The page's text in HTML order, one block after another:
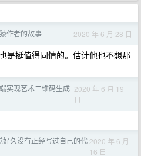
作者的故事 2020 年 6 月 28 日
是挺值得同情的。估计他也不想那
实现艺术二维码生成 2020 年 6 月 19
日
好久没有正经写过自己的代 2020 年 6 月
16 日